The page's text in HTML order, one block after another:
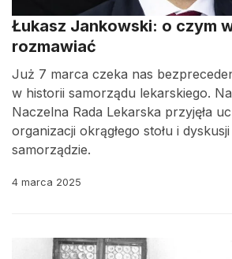
Łukasz Jankowski: o czym
rozmawiać
Już 7 marca czeka nas
w historii samorządu lekarskiego.
Naczelna Rada Lekarska przyjęła
organizacji okrągłego stołu i
samorządzie.
4 marca 2025